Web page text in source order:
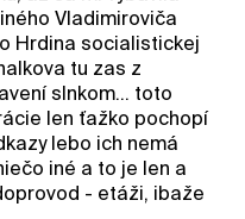
Vladimiroviča
Hrdina socialistickej
tu zas z
slnkom... toto
len ťažko pochopí
lebo ich nemá
iné a to je len a
- etáži, ibaže